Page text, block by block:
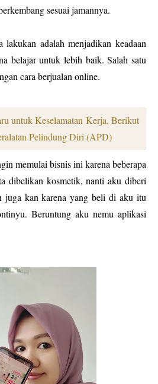
sesuai jamannya.
adalah menjadikan keadaan
belajar untuk lebih baik. Salah satu
cara berjualan online.
untuk Keselamatan Kerja, Berikut
Pelindung Diri (APD)
memulai bisnis ini karena beberapa
dibelikan kosmetik, nanti aku diberi
juga kan karena yang beli di aku itu
Beruntung aku nemu aplikasi